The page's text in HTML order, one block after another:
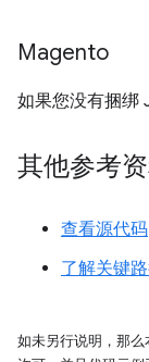
Magento
如果您没有捆绑
其他参考
查看源代码
了解关键
如未另行说明，那